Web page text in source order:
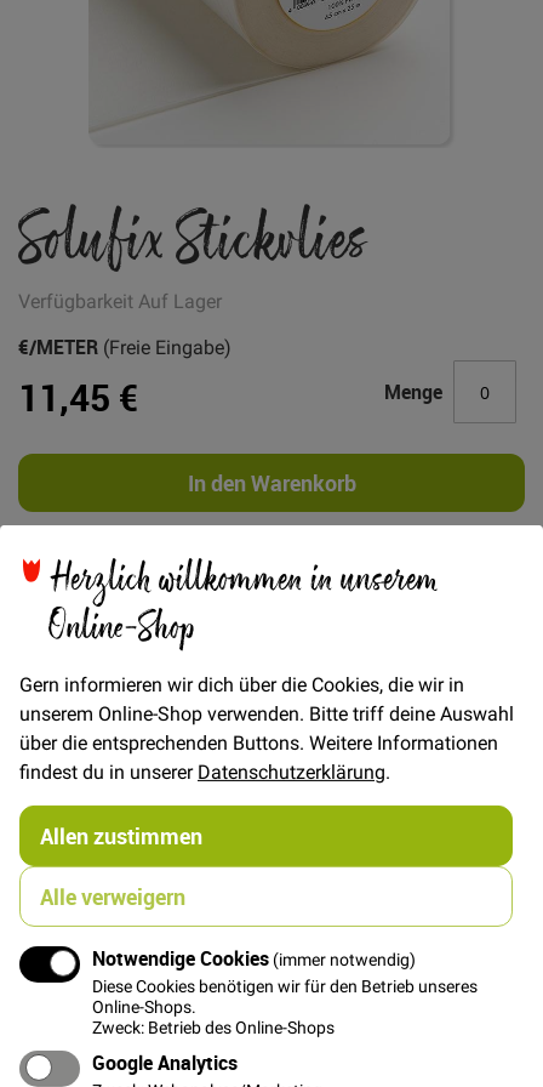
Herzlich willkommen in unserem
Online-Shop
Gern informieren wir dich über die Cookies, die wir in
unserem Online-Shop verwenden. Bitte triff deine Auswahl
über die entsprechenden Buttons. Weitere Informationen
findest du in unsererDatenschutzerklärung.
Allen zustimmen
Alle verweigern
Notwendige Cookies (immer notwendig)
Diese Cookies benötigen wir für den Betrieb unseres
Online-Shops.
Zweck: Betrieb des Online-Shops
Google Analytics
der
Bildgalerie
springen
Solufix Stickvlies
VerfügbarkeitAuf Lager
11,45 €
€/METER (Freie Eingabe)
Menge
In den Warenkorb
Details
Solufix ist ein selbstklebendes und
wasserlösliches Stickvlies auf einem
Trägerpapier
Eigenschaften
- selbsthaftend
- kaltwasserlöslich
Gewicht: 67 g/m²
Verwendung für:
Alle Maschinen-Stickereien, Handstickereien, neue
kreative Techniken sowie als ideale Nähhilfe für Mini-
Quilts. Alle Stoffe und textile Materialien, die waschbar
und nähbar sind, besonders für elastische Stoffe.
Vorteile des Produkts: